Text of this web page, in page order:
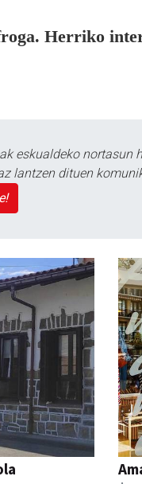
Herriko
eskualdeko
lantzen dituen